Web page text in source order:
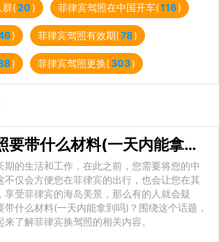
群(20) 菲律宾驾照在中国开车(116)
) 菲律宾驾照有效期(78)
) 菲律宾驾照更换(303)
菲律宾换驾照要带什么材料(一天内能拿到吗)
期的生活和工作，在此之前，您需要将您的中
不仅会方便您在菲律宾的出行，也会让您在其
享受菲律宾的海岛美景，那么有的人就会疑
什么材料(一天内能拿到吗)？围绕这个话题，
了解菲律宾换驾照的相关内容。